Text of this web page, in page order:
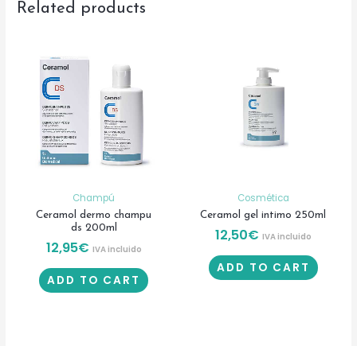
Related products
Champú
Ceramol dermo champu
ds 200ml
12,95€ IVA incluido
ADD TO CART
Cosmética
Ceramol gel intimo 250ml
12,50€ IVA incluido
ADD TO CART